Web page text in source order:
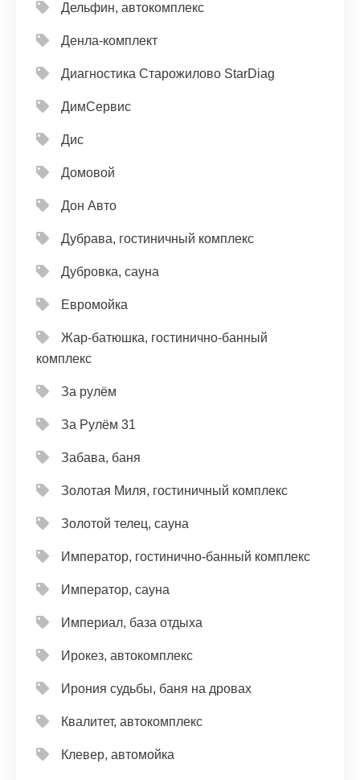
Дельфин, автокомплекс
Денла-комплект
Диагностика Старожилово StarDiag
ДимСервис
Дис
Домовой
Дон Авто
Дубрава, гостиничный комплекс
Дубровка, сауна
Евромойка
Жар-батюшка, гостинично-банный
комплекс
За рулём
За Рулём 31
Забава, баня
Золотая Миля, гостиничный комплекс
Золотой телец, сауна
Император, гостинично-банный комплекс
Император, сауна
Империал, база отдыха
Ирокез, автокомплекс
Ирония судьбы, баня на дровах
Квалитет, автокомплекс
Клевер, автомойка